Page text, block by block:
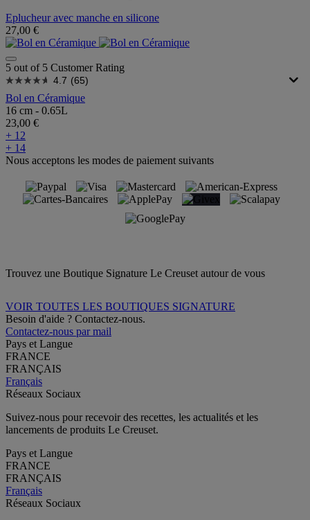
Eplucheur avec manche en silicone
27,00 €
5 out of 5 Customer Rating
4.7 (65)
Bol en Céramique
16 cm - 0.65L
23,00 €
+ 12
+ 14
Nous acceptons les modes de paiement suivants
Trouvez une Boutique Signature Le Creuset autour de vous
VOIR TOUTES LES BOUTIQUES SIGNATURE
Besoin d'aide ? Contactez-nous.
Contactez-nous par mail
Pays et Langue
FRANCE
FRANÇAIS
Français
Réseaux Sociaux
Suivez-nous pour recevoir des recettes, les actualités et les
lancements de produits Le Creuset.
Pays et Langue
FRANCE
FRANÇAIS
Français
Réseaux Sociaux